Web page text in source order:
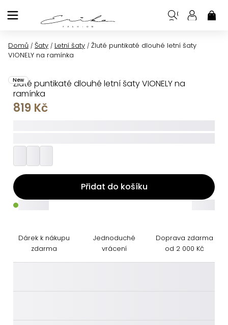
na
Domů / Šaty / Letní šaty / Žluté puntikaté dlouhé letní šaty
VIONELY na ramínka
Žluté puntikaté dlouhé letní šaty VIONELY na
ramínka
New
819 Kč
Přidat do košíku
Dárek k nákupu
zdarma
Jednoduché
vrácení
Doprava zdarma
od 2 000 Kč